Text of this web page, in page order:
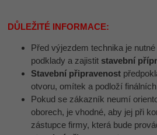
DŮLEŽITÉ INFORMACE:
Před výjezdem technika je
podklady a zajistit stavební
Stavební připravenost
otvoru, omítek a podloží
Pokud se zákazník neumí
oborech, je vhodné, aby jej při
zástupce firmy, která bude